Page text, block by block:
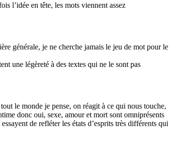
l’idée en tête, les mots viennent assez
générale, je ne cherche jamais le jeu de mot pour le
une légèreté à des textes qui ne le sont pas
le monde je pense, on réagit à ce qui nous touche,
donc oui, sexe, amour et mort sont omniprésents
de refléter les états d’esprits très différents qui